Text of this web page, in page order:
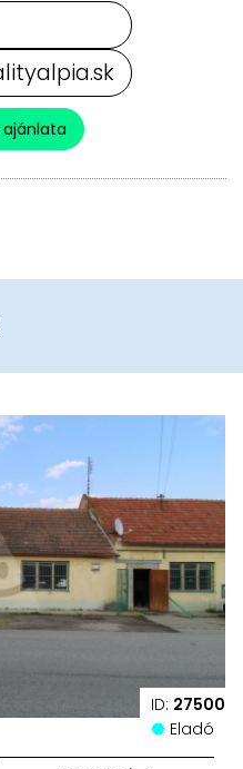
ajánlata
ID: 27500
Eladó